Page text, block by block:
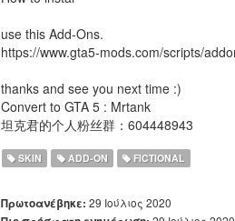
use this Add-Ons.
https://www.gta5-mods.com/scripts/
thanks and see you next time :)
Convert to GTA 5 : Mrtank
坦克君的个人粉丝群：604448943
SKIN ADD-ON FICTIONAL
Πρωτοανέβηκε: 29 Ιούλιος 2020